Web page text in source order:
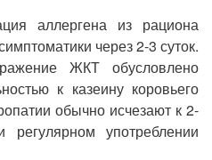
аллергена из рациона
через 2-3 суток.
ЖКТ обусловлено
к казеину коровьего
обычно исчезают к 2-
употреблении